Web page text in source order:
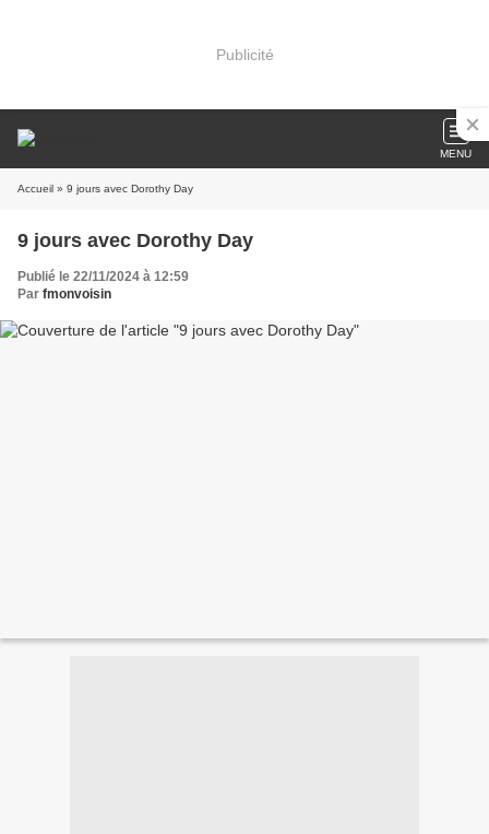
Publicité
MENU
Accueil » 9 jours avec Dorothy Day
9 jours avec Dorothy Day
Publié le 22/11/2024 à 12:59
Par fmonvoisin